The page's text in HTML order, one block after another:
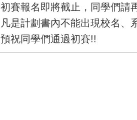
初賽報名即將截止，同學們請
凡是計劃書內不能出現校名、
預祝同學們通過初賽!!